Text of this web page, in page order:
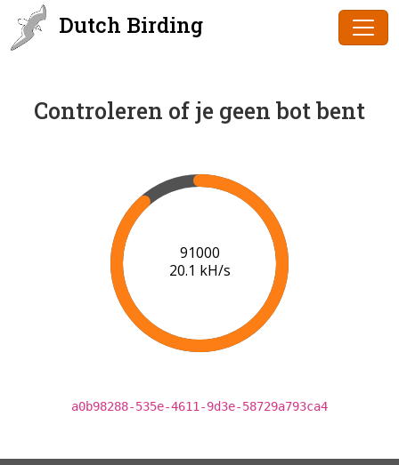
Dutch Birding
Controleren of je geen bot bent
91000
20.1 kH/s
a0b98288-535e-4611-9d3e-58729a793ca4